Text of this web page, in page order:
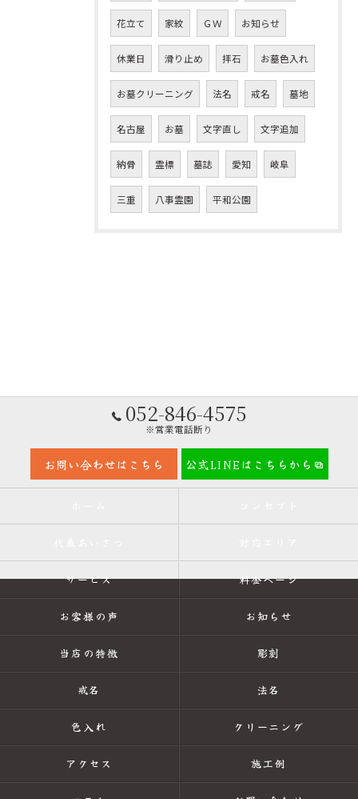
花立て 家紋 ＧＷ お知らせ
休業日 滑り止め 拝石 お墓色入れ
お墓クリーニング 法名 戒名 墓地
名古屋 お墓 文字直し 文字追加
納骨 霊標 墓誌 愛知 岐阜
三重 八事霊園 平和公園
052-846-4575
※営業電話断り
お問い合わせはこちら 公式LINEはこちらから
サービス 料金ページ
お客様の声 お知らせ
当店の特徴 彫刻
戒名 法名
色入れ クリーニング
アクセス 施工例